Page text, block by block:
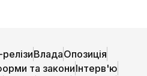
ВладаОпозиція
та закониІнтерв'ю